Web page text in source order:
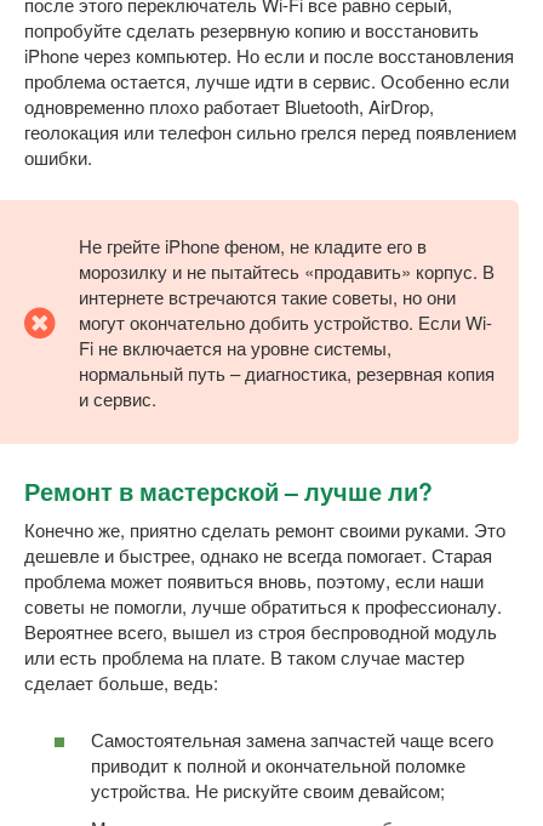
попробуйте сделать резервную копию и восстановить
iPhone через компьютер. Но если и после восстановления
проблема остается, лучше идти в сервис. Особенно если
одновременно плохо работает Bluetooth, AirDrop,
геолокация или телефон сильно грелся перед появлением
ошибки.
Не грейте iPhone феном, не кладите его в
морозилку и не пытайтесь «продавить» корпус. В
интернете встречаются такие советы, но они
могут окончательно добить устройство. Если Wi-
Fi не включается на уровне системы,
нормальный путь – диагностика, резервная копия
и сервис.
Ремонт в мастерской – лучше ли?
Конечно же, приятно сделать ремонт своими руками. Это
дешевле и быстрее, однако не всегда помогает. Старая
проблема может появиться вновь, поэтому, если наши
советы не помогли, лучше обратиться к профессионалу.
Вероятнее всего, вышел из строя беспроводной модуль
или есть проблема на плате. В таком случае мастер
сделает больше, ведь:
Самостоятельная замена запчастей чаще всего
приводит к полной и окончательной поломке
устройства. Не рискуйте своим девайсом;